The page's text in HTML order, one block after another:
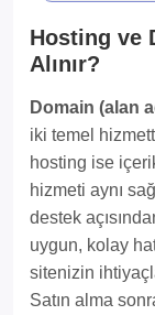
Hosting ve
Alınır?
Domain (alan
iki temel
hosting ise
hizmeti aynı
destek
uygun, kolay
sitenizin
Satın alma